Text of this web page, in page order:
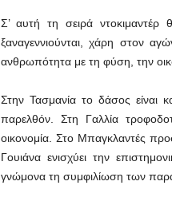
Σ’ αυτή τη σειρά
ξαναγεννιούνται, χάρη στον
ανθρωπότητα με τη φύση, την
Στην Τασμανία το δάσος είναι
παρελθόν. Στη Γαλλία
οικονομία. Στο Μπαγκλαντές
Γουιάνα ενισχύει την
γνώμονα τη συμφιλίωση των